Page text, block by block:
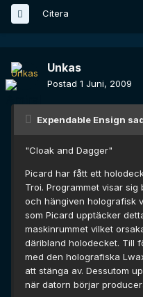
Citera
Unkas
Postad 1 Juni, 2009
Expendable Ensign
"Cloak and Dagger"
Picard har fått ett
Troi. Programmet visar
och hängiven holografisk
som Picard upptäcker
maskinrummet vilket
däribland holodecket. Till
med den holografiska
att stänga av. Dessutom
när datorn börjar